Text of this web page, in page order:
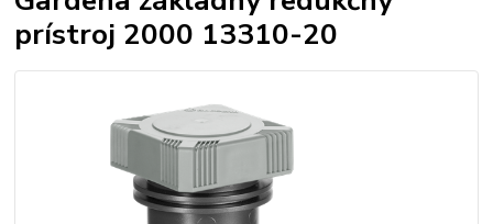
prístroj 2000 13310-20